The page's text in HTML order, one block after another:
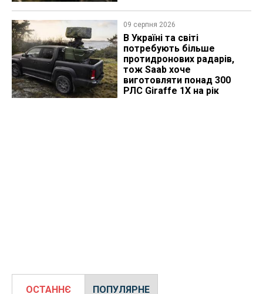
09 серпня 2026
В Україні та світі
потребують більше
протидронових радарів,
тож Saab хоче
виготовляти понад 300
РЛС Giraffe 1X на рік
ОСТАННЄ ПОПУЛЯРНЕ